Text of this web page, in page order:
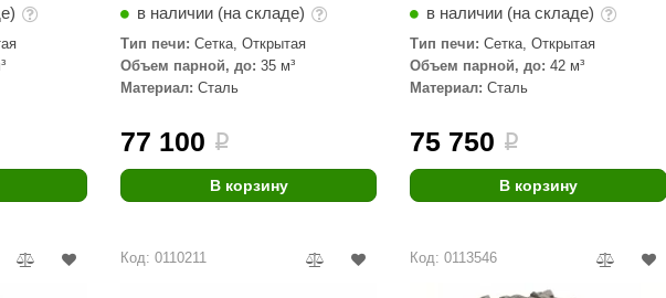
в наличии (на складе)
Тип печи: Сетка, Открытая
Объем парной, до: 35 м³
Материал: Сталь
77 100 i
В корзину
в наличии (на складе)
Тип печи: Сетка, Открытая
Объем парной, до: 42 м³
Материал: Сталь
75 750 i
В корзину
Код: 0110211 Код: 0113546